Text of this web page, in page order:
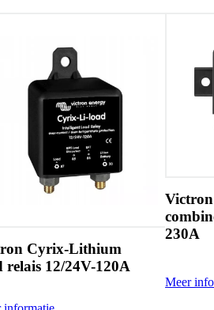
Cyrix-Lithium
relais 12/24V-120A
230A
Meer